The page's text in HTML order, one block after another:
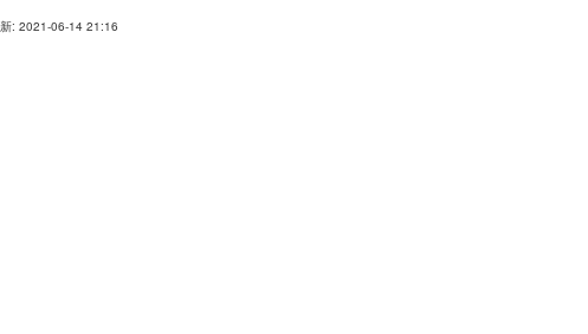
: 2021-06-14 21:16